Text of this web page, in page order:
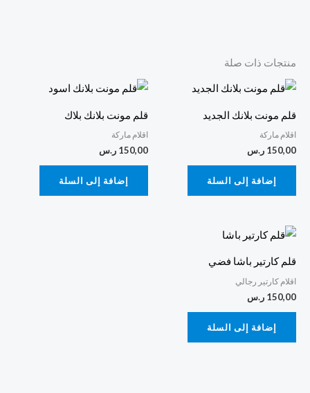
منتجات ذات صلة
قلم مونت بلانك الجديد
اقلام ماركة
150,00 ر.س
إضافة إلى السلة
قلم مونت بلانك بلاك
اقلام ماركة
150,00 ر.س
إضافة إلى السلة
قلم كارتير باشا فضي
اقلام كارتير رجالي
150,00 ر.س
إضافة إلى السلة